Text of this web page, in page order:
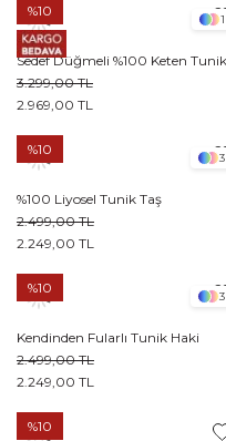
1
2.969,00 TL
3.299,00 TL
%10
3
%100 Liyosel Tunik Taş
2.249,00 TL
2.499,00 TL
%10
3
Kendinden Fularlı Tunik Haki
2.249,00 TL
2.499,00 TL
%10
%10